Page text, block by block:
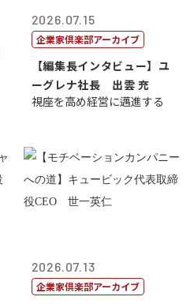
2026.07.15
企業家倶楽部アーカイブ
【編集長インタビュー】ユ
ーグレナ社長 出雲 充
視座を高め経営に邁進する
2026.07.13
企業家倶楽部アーカイブ